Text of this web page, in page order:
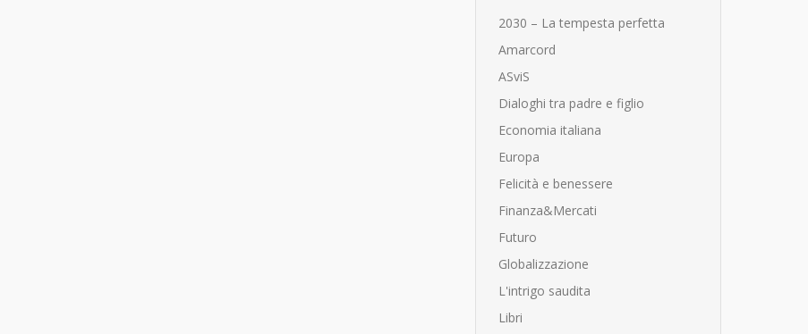
2030 – La tempesta perfetta
Amarcord
ASviS
Dialoghi tra padre e figlio
Economia italiana
Europa
Felicità e benessere
Finanza&Mercati
Futuro
Globalizzazione
L'intrigo saudita
Libri